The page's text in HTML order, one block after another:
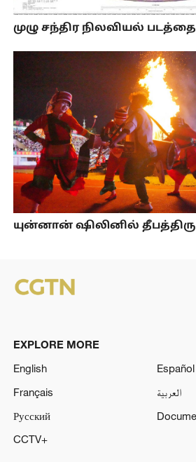
முழு சந்திர நிலவியல்
யுன்னான் ஷிலினில்
EXPLORE MORE
English
Español
Français
العربية
Русский
CCTV+